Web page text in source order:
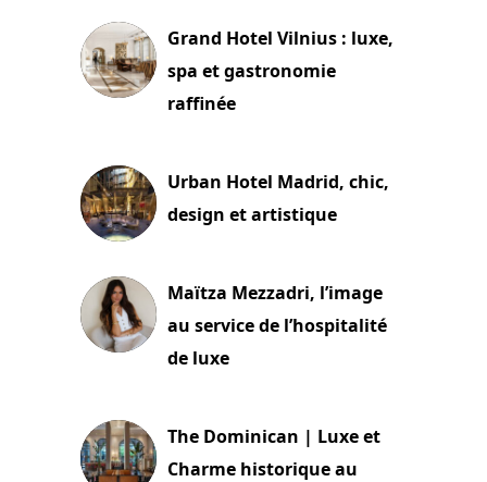
Grand Hotel Vilnius : luxe,
spa et gastronomie
raffinée
Urban Hotel Madrid, chic,
design et artistique
Maïtza Mezzadri, l’image
au service de l’hospitalité
de luxe
The Dominican | Luxe et
Charme historique au